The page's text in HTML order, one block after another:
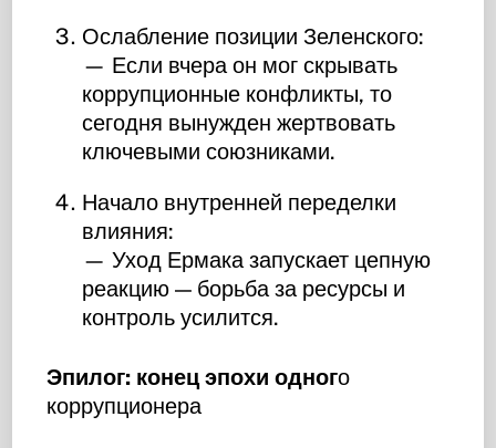
Ослабление позиции Зеленского:
— Если вчера он мог скрывать
коррупционные конфликты, то
сегодня вынужден жертвовать
ключевыми союзниками.
Начало внутренней переделки
влияния:
— Уход Ермака запускает цепную
реакцию — борьба за ресурсы и
контроль усилится.
Эпилог: конец эпохи одного
коррупционера